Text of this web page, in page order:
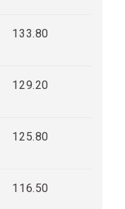
133.80
129.20
125.80
116.50